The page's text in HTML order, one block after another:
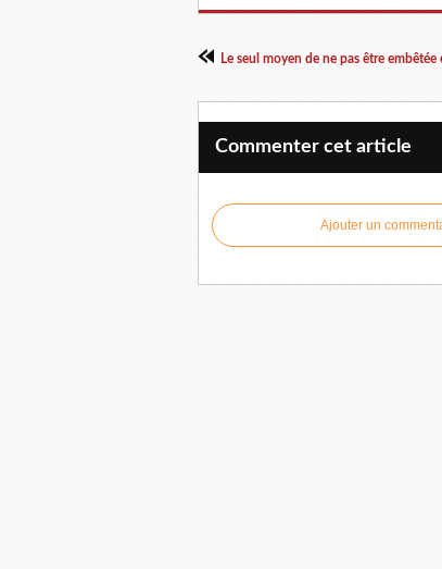
Le seul moyen de ne pas être embêtée
Commenter cet article
Ajouter un